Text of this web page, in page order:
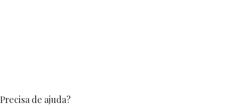
Precisa de ajuda?